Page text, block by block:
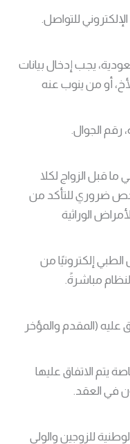
للتواصل.
يجب إدخال بيانات
أو من ينوب عنه
رقم الجوال.
ما قبل الزواج لكلا
ضروري للتأكد من
الوراثية
إلكترونيًا من
مباشرةً.
عليه (المقدم والمؤخر
يتم الاتفاق عليها
في العقد.
للزوجين والولي